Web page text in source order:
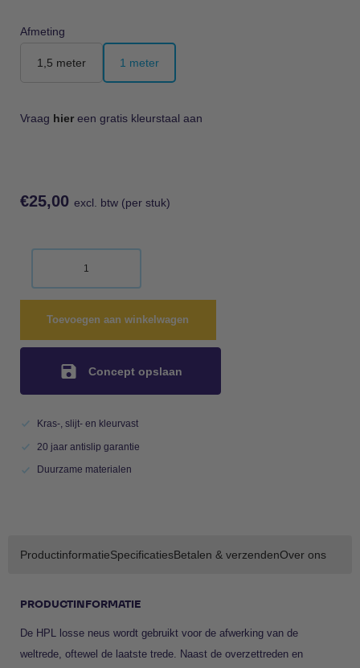
Afmeting
1,5 meter 1 meter
Vraag hier een gratis kleurstaal aan
€25,00 excl. btw (per stuk)
Toevoegen aan winkelwagen
Concept opslaan
Kras-, slijt- en kleurvast
20 jaar antislip garantie
Duurzame materialen
ProductinformatieSpecificatiesBetalen & verzendenOver ons
PRODUCTINFORMATIE
De HPL losse neus wordt gebruikt voor de afwerking van de
weltrede, oftewel de laatste trede. Naast de overzettreden en